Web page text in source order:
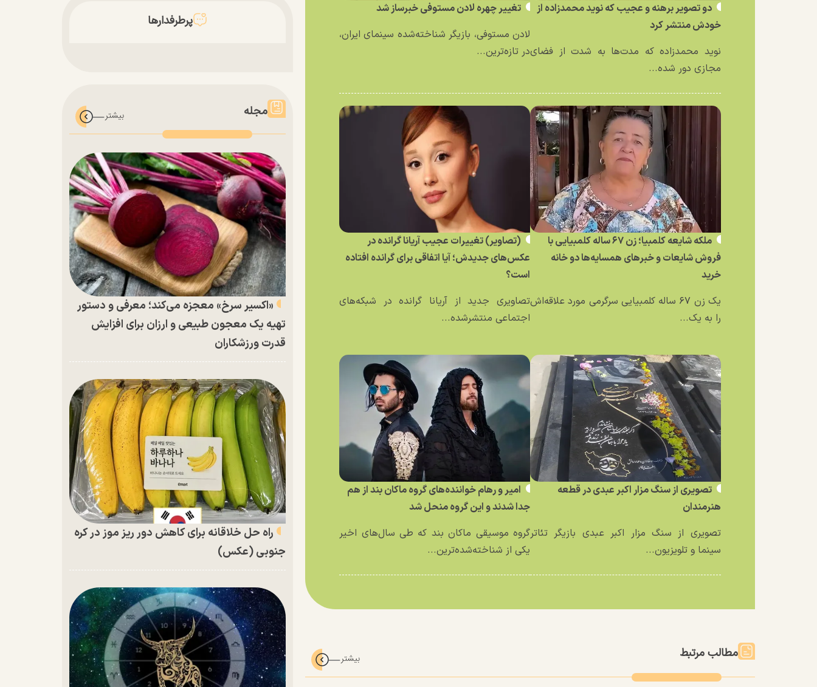
دو تصویر برهنه و عجیب که نوید محمدزاده از
خودش منتشر کرد
نوید محمدزاده که مدت‌ها به شدت از فضای
مجازی دور شده...
تغییر چهره لادن مستوفی خبرساز شد
لادن مستوفی، بازیگر شناخته‌شده سینمای ایران،
در تازه‌ترین...
ملکه شایعه کلمبیا؛ زن ۶۷ ساله کلمبیایی با
فروش شایعات و خبر‌های همسایه‌ها دو خانه
خرید
یک زن ۶۷ ساله کلمبیایی سرگرمی مورد علاقه‌اش
را به یک...
(تصاویر) تغییرات عجیب آریانا گرانده در
عکس‌های جدیدش؛ آیا اتفاقی برای گرانده افتاده
است؟
تصاویری جدید از آریانا گرانده در شبکه‌های
اجتماعی منتشرشده...
تصویری از سنگ مزار اکبر عبدی در قطعه
هنرمندان
تصویری از سنگ مزار اکبر عبدی بازیگر تئاتر
سینما و تلویزیون...
امیر و رهام خواننده‌های گروه ماکان بند از هم
جدا شدند و این گروه منحل شد
گروه موسیقی ماکان بند که طی سال‌های اخیر
یکی از شناخته‌شده‌ترین...
مطالب مرتبط
پرطرفدارها
مجله
«اکسیر سرخ» معجزه می‌کند؛ معرفی و دستور
تهیه یک معجون طبیعی و ارزان برای افزایش
قدرت ورزشکاران
راه حل خلاقانه برای کاهش دور ریز موز در کره
جنوبی (عکس)